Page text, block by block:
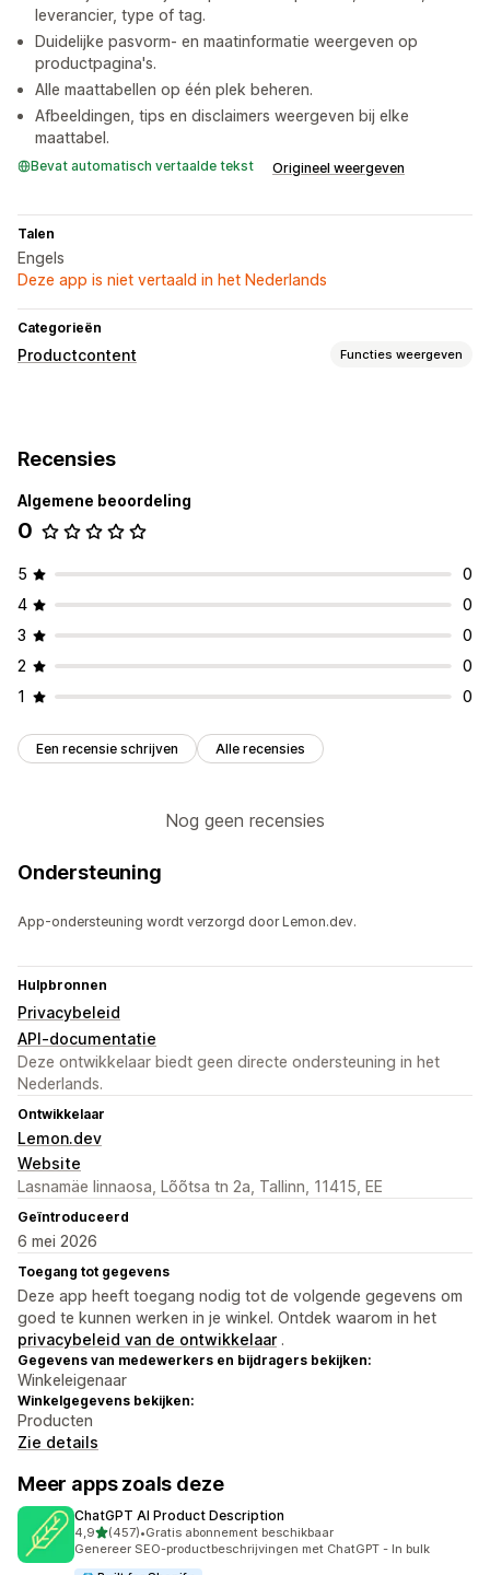
leverancier, type of tag.
Duidelijke pasvorm- en maatinformatie weergeven op
productpagina's.
Alle maattabellen op één plek beheren.
Afbeeldingen, tips en disclaimers weergeven bij elke
maattabel.
Bevat automatisch vertaalde tekst Origineel weergeven
Talen
Engels
Deze app is niet vertaald in het Nederlands
Categorieën
Productcontent Functies weergeven
Toon en stijl
Recensies
Algemene beoordeling
0
5
0
4
0
3
0
2
0
1
0
Een recensie schrijven Alle recensies
Nog geen recensies
Ondersteuning
App-ondersteuning wordt verzorgd door Lemon.dev.
Hulpbronnen
Privacybeleid
API-documentatie
Deze ontwikkelaar biedt geen directe ondersteuning in het
Nederlands.
Ontwikkelaar
Lemon.dev
Website
Lasnamäe linnaosa, Lõõtsa tn 2a, Tallinn, 11415, EE
Geïntroduceerd
6 mei 2026
Toegang tot gegevens
Deze app heeft toegang nodig tot de volgende gegevens om
goed te kunnen werken in je winkel. Ontdek waarom in het
privacybeleid van de ontwikkelaar .
Gegevens van medewerkers en bijdragers bekijken:
Winkeleigenaar
Winkelgegevens bekijken:
Producten
Zie details
Meer apps zoals deze
ChatGPT AI Product Description
4,9van 5 sterren
(457)
457 recensies in totaal
•Gratis abonnement beschikbaar
Genereer SEO-productbeschrijvingen met ChatGPT - In bulk